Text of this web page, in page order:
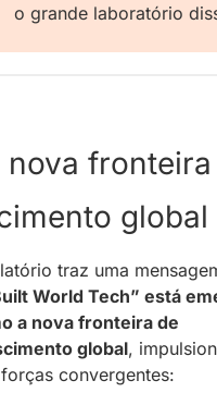
o grande laboratório
nova
global
World Tech” está
a nova fronteira de
global,
convergentes: